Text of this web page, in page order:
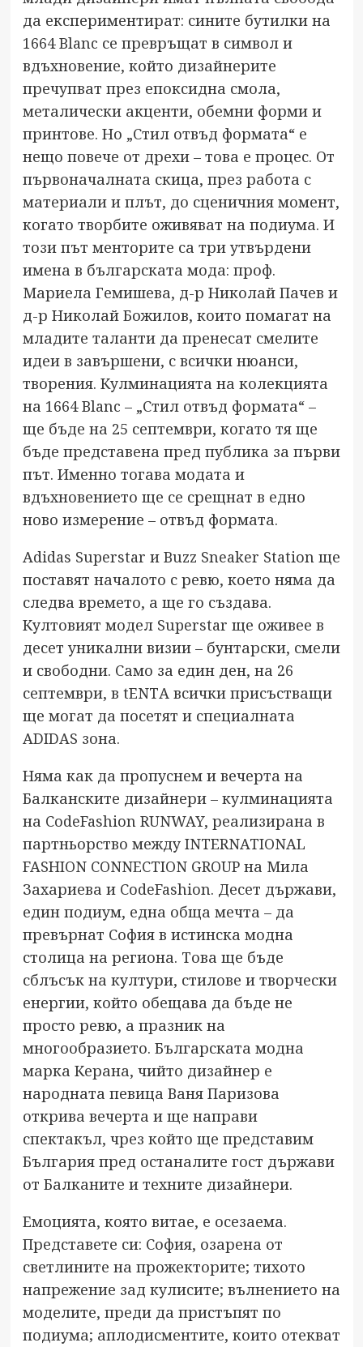
да експериментират: сините бутилки на
1664 Blanc се превръщат в символ и
вдъхновение, който дизайнерите
пречупват през епоксидна смола,
металически акценти, обемни форми и
принтове. Но „Стил отвъд формата“ е
нещо повече от дрехи – това е процес. От
първоначалната скица, през работа с
материали и плът, до сценичния момент,
когато творбите оживяват на подиума. И
този път менторите са три утвърдени
имена в българската мода: проф.
Мариела Гемишева, д-р Николай Пачев и
д-р Николай Божилов, които помагат на
младите таланти да пренесат смелите
идеи в завършени, с всички нюанси,
творения. Кулминацията на колекцията
на 1664 Blanc – „Стил отвъд формата“ –
ще бъде на 25 септември, когато тя ще
бъде представена пред публика за първи
път. Именно тогава модата и
вдъхновението ще се срещнат в едно
ново измерение – отвъд формата.
Adidas Superstar и Buzz Sneaker Station ще
поставят началото с ревю, което няма да
следва времето, а ще го създава.
Култовият модел Superstar ще оживее в
десет уникални визии – бунтарски, смели
и свободни. Само за един ден, на 26
септември, в tENTА всички присъстващи
ще могат да посетят и специалната
ADIDAS зона.
Няма как да пропуснем и вечерта на
Балканските дизайнери – кулминацията
на CodeFashion RUNWAY, реализирана в
партньорство между INTERNATIONAL
FASHION CONNECTION GROUP на Мила
Захариева и CodeFashion. Десет държави,
един подиум, една обща мечта – да
превърнат София в истинска модна
столица на региона. Това ще бъде
сблъсък на култури, стилове и творчески
енергии, който обещава да бъде не
просто ревю, а празник на
многообразието. Българската модна
марка Керана, чийто дизайнер е
народната певица Ваня Паризова
открива вечерта и ще направи
спектакъл, чрез който ще представим
България пред останалите гост държави
от Балканите и техните дизайнери.
Емоцията, която витае, е осезаема.
Представете си: София, озарена от
светлините на прожекторите; тихото
напрежение зад кулисите; вълнението на
моделите, преди да пристъпят по
подиума; аплодисментите, които отекват